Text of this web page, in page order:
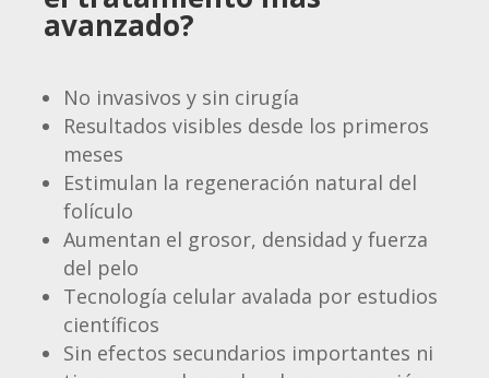
avanzado?
No invasivos y sin cirugía
Resultados visibles desde los primeros
meses
Estimulan la regeneración natural del
folículo
Aumentan el grosor, densidad y fuerza
del pelo
Tecnología celular avalada por estudios
científicos
Sin efectos secundarios importantes ni